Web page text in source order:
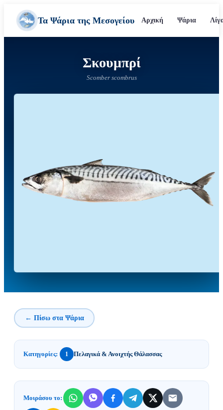
Τα Ψάρια της Μεσογείου Αρχική Ψάρια
Σκουμπρί
Scomber scombrus
← Πίσω στα Ψάρια
Κατηγορίες: 1 Πελαγικά & Ανοιχτής Θάλασσας
Μοιράσου το: